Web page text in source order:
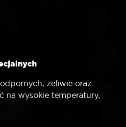
żeliwie oraz
na wysokie temperatury,